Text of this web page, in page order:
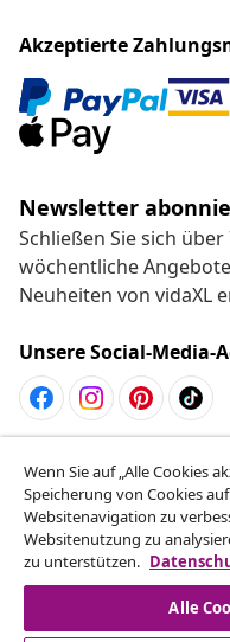
Akzeptierte
Newsletter
Schließen Sie sich
wöchentliche
Neuheiten von vidaXL
Unsere Social-Media-
Vom Vertrag
Reiche einen
ein.
Vom
Wenn Sie auf „Alle Cookies
Speicherung von Cookies
Websitenavigation zu
Websitenutzung zu
zu unterstützen.
Alle